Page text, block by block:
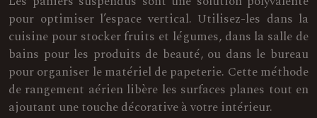
pour optimiser l’espace vertical. Utilisez-les dans la
cuisine pour stocker fruits et légumes, dans la salle de
bains pour les produits de beauté, ou dans le bureau
pour organiser le matériel de papeterie. Cette méthode
de rangement aérien libère les surfaces planes tout en
ajoutant une touche décorative à votre intérieur.